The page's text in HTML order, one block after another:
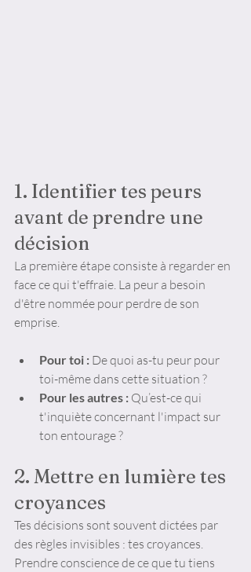
1. Identifier tes peurs
avant de prendre une
décision
La première étape consiste à regarder en
face ce qui t'effraie. La peur a besoin
d'être nommée pour perdre de son
emprise.
Pour toi : De quoi as-tu peur pour
toi-même dans cette situation ?
Pour les autres : Qu’est-ce qui
t'inquiète concernant l'impact sur
ton entourage ?
2. Mettre en lumière tes
croyances
Tes décisions sont souvent dictées par
des règles invisibles : tes croyances.
Prendre conscience de ce que tu tiens